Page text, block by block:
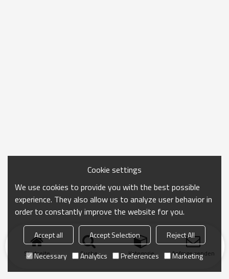
Startseite Suche Kategorie Anfrage senden
Cookie settings
We use cookies to provide you with the best possible
experience. They also allow us to analyze user behavior in
order to constantly improve the website for you.
Accept all Accept Selection
Reject All
Necessary
Analytics Preferences Marketing